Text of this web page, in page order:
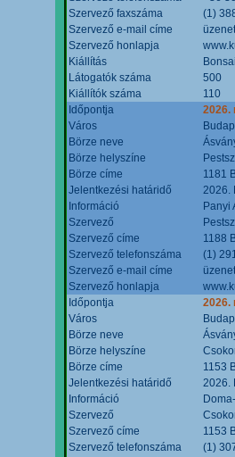
Szervező faxszáma
(1)
Szervező e-mail címe
Szervező honlapja
Kiállítás
Látogatók száma
500
Kiállítók száma
110
Időpontja
2026.
Város
Börze neve
Börze helyszíne
Börze címe
1181
Jelentkezési határidő
2026.
Információ
Panyi
Szervező
Szervező címe
1188
Szervező telefonszáma
(1)
Szervező e-mail címe
Szervező honlapja
Időpontja
2026.
Város
Börze neve
Börze helyszíne
Börze címe
1153
Jelentkezési határidő
2026.
Információ
Szervező
Szervező címe
1153
Szervező telefonszáma
(1)